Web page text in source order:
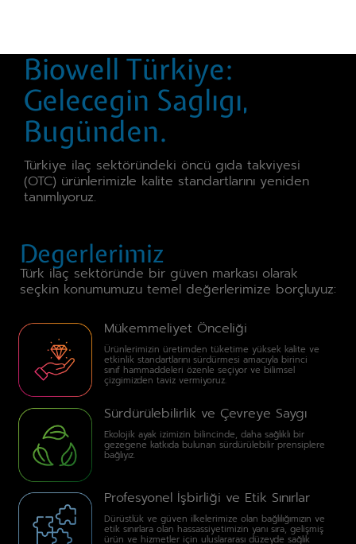
Biowell Türkiye:
Gelecegin Saglıgı,
Bugünden.
Türkiye ilaç sektöründeki öncü gıda takviyesi
(OTC) ürünlerimizle kalite standartlarını yeniden
tanımlıyoruz.
Degerlerimiz
Türk ilaç sektöründe bir güven markası olarak
seçkin konumumuzu temel değerlerimize borçluyuz:
Mükemmeliyet Önceliği
Ürünlerimizin üretimden tüketime yüksek kalite ve
etkinlik standartlarını sürdürmesi amacıyla birinci
sınıf hammaddeleri özenle seçiyor ve bilimsel
çizgimizden taviz vermiyoruz.
Sürdürülebilirlik ve Çevreye Saygı
Ekolojik ayak izimizin bilincinde, daha sağlıklı bir
gezegene katkıda bulunan sürdürülebilir prensiplere
bağlıyız.
Profesyonel İşbirliği ve Etik Sınırlar
Dürüstlük ve güven ilkelerimize olan bağlılığımızın ve
etik sınırlara olan hassassiyetimizin yanı sıra, gelişmiş
ürün ve hizmetler için uluslararası düzeyde sağlık